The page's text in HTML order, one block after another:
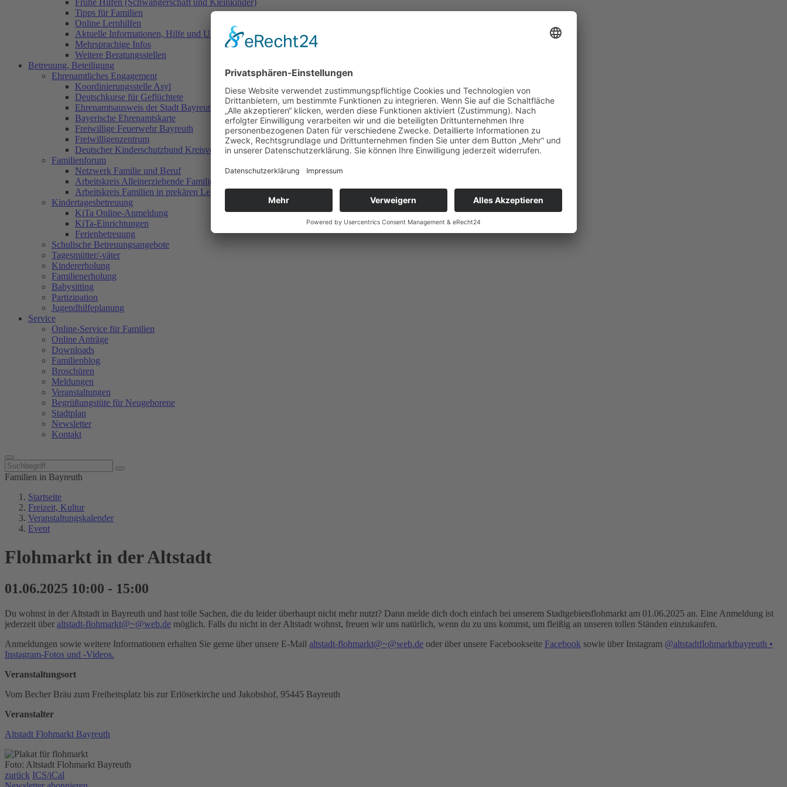
Frühe Hilfen (Schwangerschaft und Kleinkinder)
Tipps für Familien
Online Lernhilfen
Aktuelle Informationen, Hilfe und Unterstützung
Mehrsprachige Infos
Weitere Beratungsstellen
Betreuung, Beteiligung
Ehrenamtliches Engagement
Koordinierungsstelle Asyl
Deutschkurse für Geflüchtete
Ehrenamtsausweis der Stadt Bayreuth
Bayerische Ehrenamtskarte
Freiwillige Feuerwehr Bayreuth
Freiwilligenzentrum
Deutscher Kinderschutzbund Kreisverband Bayreuth e.V.
Familienforum
Netzwerk Familie und Beruf
Arbeitskreis Alleinerziehende Familien
Arbeitskreis Familien in prekären Lebenslagen
Kindertagesbetreuung
KiTa Online-Anmeldung
KiTa-Einrichtungen
Ferienbetreuung
Schulische Betreuungsangebote
Tagesmütter/-väter
Kindererholung
Familienerholung
Babysitting
Partizipation
Jugendhilfeplanung
Service
Online-Service für Familien
Online Anträge
Downloads
Familienblog
Broschüren
Meldungen
Veranstaltungen
Begrüßungstüte für Neugeborene
Stadtplan
Newsletter
Kontakt
Familien in Bayreuth
Startseite
Freizeit, Kultur
Veranstaltungskalender
Event
Flohmarkt in der Altstadt
01.06.2025 10:00 - 15:00
Du wohnst in der Altstadt in Bayreuth und hast tolle Sachen, die du leider überhaupt nicht mehr nutzt? Dann melde dich doch einfach bei unserem Stadtgebietsflohmarkt am 01.06.2025 an. Eine Anmeldung ist
jederzeit über altstadt-flohmarkt@~@web.de möglich. Falls du nicht in der Altstadt wohnst, freuen wir uns natürlich, wenn du zu uns kommst, um fleißig an unseren tollen Ständen einzukaufen.
Anmeldungen sowie weitere Informationen erhalten Sie gerne über unsere E-Mail altstadt-flohmarkt@~@web.de oder über unsere Facebookseite Facebook sowie über Instagram @altstadtflohmarktbayreuth •
Instagram-Fotos und -Videos.
Veranstaltungsort
Vom Becher Bräu zum Freiheitsplatz bis zur Erlöserkirche und Jakobshof, 95445 Bayreuth
Veranstalter
Altstadt Flohmarkt Bayreuth
Foto: Altstadt Flohmarkt Bayreuth
zurück ICS/iCal